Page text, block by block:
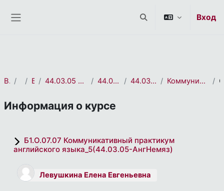
Изменить данныеВход
В начало курса(ов) Бакалавриат 44.03.05 Педагогическое образование (с двумя профилями подготовки) 44.03.05 Английский язык. Немецкий язык 44.03.05 Английский язык. Немецкий язык_2022 Коммуникативный практикум английского языка_5(44.03.05-АнгНемяз)
Информация о курсе
Б1.О.07.07 Коммуникативный практикум
английского языка_5(44.03.05-АнгНемяз)
Левушкина Елена Евгеньевна